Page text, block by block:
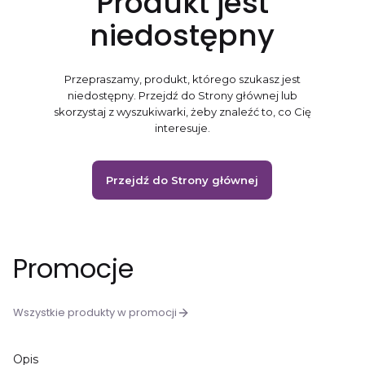
niedostępny
Przepraszamy, produkt, którego szukasz jest
niedostępny. Przejdź do Strony głównej lub
skorzystaj z wyszukiwarki, żeby znaleźć to, co Cię
interesuje.
Przejdź do Strony głównej
Promocje
Wszystkie produkty w promocji
Opis